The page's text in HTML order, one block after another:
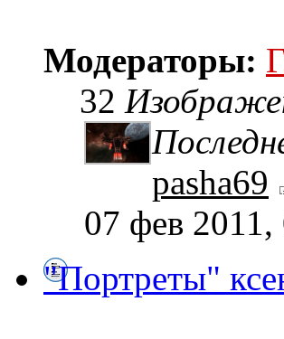
Модераторы:
32
pasha69
07 фев 2011,
"Портреты"